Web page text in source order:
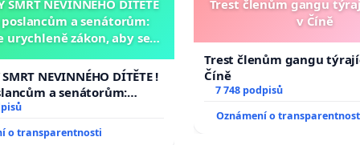
SMRT NEVINNÉHO DÍTĚTE
poslancům a senátorům:
urychleně zákon, aby se
opakovat!
NEVINNÉHO DÍTĚTE !
a senátorům:
zákon, aby se
o transparentnosti
Trest členům gangu
v Číně
Trest členům gangu
Číně
7 748 podpisů
Oznámení o